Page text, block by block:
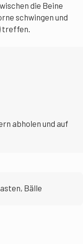
die Beine
schwingen und
treffen.
abholen und auf
Bälle